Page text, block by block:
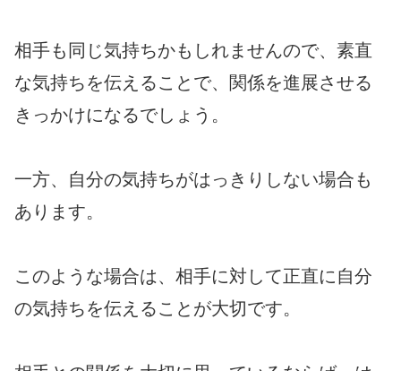
相手も同じ気持ちかもしれませんので、素直
な気持ちを伝えることで、関係を進展させる
きっかけになるでしょう。
一方、自分の気持ちがはっきりしない場合も
あります。
このような場合は、相手に対して正直に自分
の気持ちを伝えることが大切です。